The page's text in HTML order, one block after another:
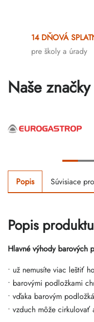
14 DŇOVÁ
pre školy a úrady
Naše značky
Popis Súvisiace
Popis produktu
Hlavné výhody barových
• už nemusíte viac leštiť
• barovými podložkami
• vďaka barovým
• vzduch môže